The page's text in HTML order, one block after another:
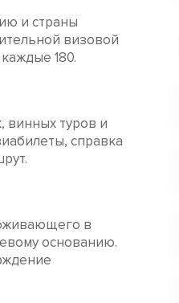
и страны
визовой
180.
винных туров и
справка
в
основанию.